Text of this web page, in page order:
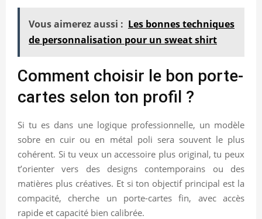
Vous aimerez aussi : Les bonnes techniques
de personnalisation pour un sweat shirt
Comment choisir le bon porte-
cartes selon ton profil ?
Si tu es dans une logique professionnelle, un modèle
sobre en cuir ou en métal poli sera souvent le plus
cohérent. Si tu veux un accessoire plus original, tu peux
t’orienter vers des designs contemporains ou des
matières plus créatives. Et si ton objectif principal est la
compacité, cherche un porte-cartes fin, avec accès
rapide et capacité bien calibrée.